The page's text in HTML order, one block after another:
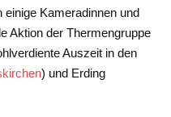
einige Kameradinnen und
Aktion der Thermengruppe
Auszeit in den
) und Erding